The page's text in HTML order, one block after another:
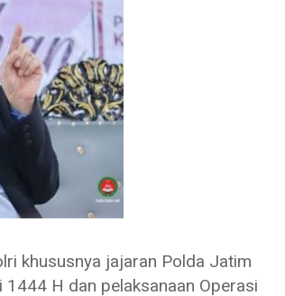
khususnya jajaran Polda Jatim
H dan pelaksanaan Operasi